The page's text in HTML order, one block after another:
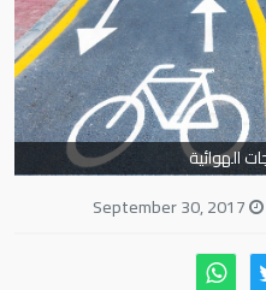
الهوائية